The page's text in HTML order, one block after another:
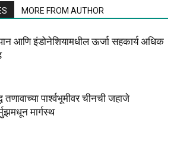
MORE FROM AUTHOR
आणि इंडोनेशियामधील ऊर्जा सहकार्य अधिक
तणावाच्या पार्श्वभूमीवर चीनची जहाजे
मार्गस्थ